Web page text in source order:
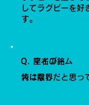
人は限界だと思っ
Q. 座右の銘
特になし
Q. マイブーム
してラグビーを好
す。